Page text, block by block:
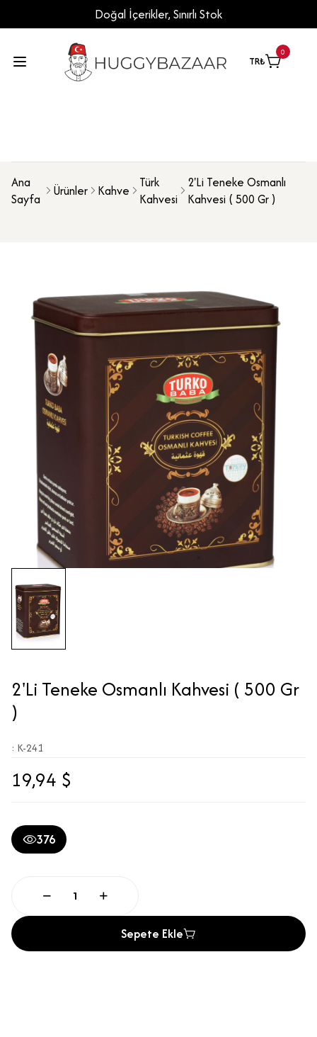
Doğal İçerikler, Sınırlı Stok
TR₺
0
Ana
Sayfa
Ürünler Kahve
Türk
Kahvesi
2'Li Teneke Osmanlı
Kahvesi ( 500 Gr )
2'Li Teneke Osmanlı Kahvesi ( 500 Gr
)
: K-241
19,94 $
376
Sepete Ekle